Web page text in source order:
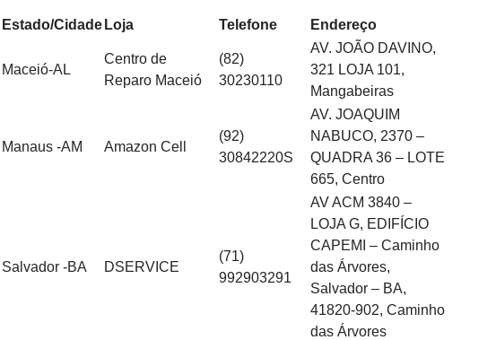
Estado/Cidade Loja Telefone Endereço
Maceió-AL
Centro de
Reparo Maceió
(82)
30230110
AV. JOÃO DAVINO,
321 LOJA 101,
Mangabeiras
Manaus -AM Amazon Cell
(92)
30842220S
AV. JOAQUIM
NABUCO, 2370 –
QUADRA 36 – LOTE
665, Centro
Salvador -BA DSERVICE
(71)
992903291
AV ACM 3840 –
LOJA G, EDIFÍCIO
CAPEMI – Caminho
das Árvores,
Salvador – BA,
41820-902, Caminho
das Árvores